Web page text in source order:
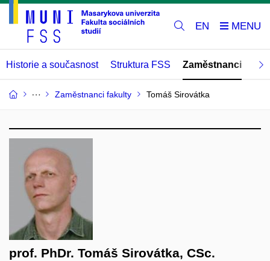
EN
Historie a současnost Struktura FSS Zaměstnanci
Zaměstnanci fakulty Tomáš Sirovátka
prof. PhDr. Tomáš Sirovátka, CSc.